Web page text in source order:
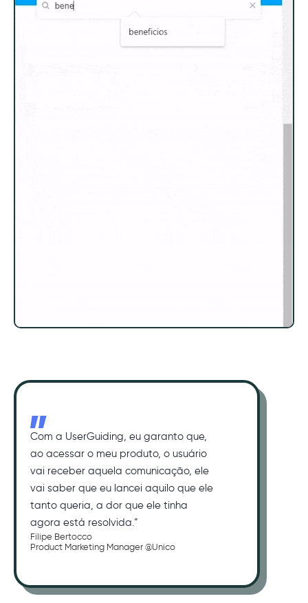
Com a UserGuiding, eu garanto que,
ao acessar o meu produto, o usuário
vai receber aquela comunicação, ele
vai saber que eu lancei aquilo que ele
tanto queria, a dor que ele tinha
agora está resolvida.”
Filipe Bertocco
Product Marketing Manager @Unico